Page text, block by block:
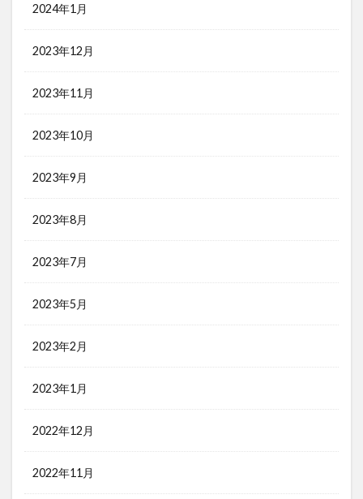
2024年1月
2023年12月
2023年11月
2023年10月
2023年9月
2023年8月
2023年7月
2023年5月
2023年2月
2023年1月
2022年12月
2022年11月